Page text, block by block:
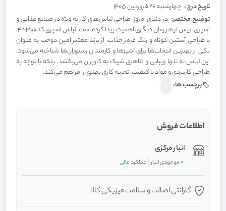
تاریخ درج : چهارشنبه 26 فروردین 1405
توضیح مختصر: در دنیای امروز، طراحی لباس‌های کار به ویژه در صنایع غذایی و
آشپزی، بیش از هر زمان دیگری اهمیت پیدا کرده است. لباس آشپزی کد 43300،
با طراحی آستین کوتاه و رنگ قرمز جذاب، از برند معتبر امین دوخت به عنوان
یکی از بهترین انتخاب‌ها برای آشپزها و کارمندان رستوران‌ها شناخته می‌شود.
این لباس نه تنها زیبایی و ظاهری شیک به کاربران می‌بخشد، بلکه با توجه به
طراحی کاربردی و مواد با کیفیت، تجربه کاری بهتری را فراهم می‌کند.
برچسب ها:
اطلاعات فروش
انبار مرکزی
0موجودی انبار عملکردعالی
گارانتی اصالت و سلامت فیزیکی کالا